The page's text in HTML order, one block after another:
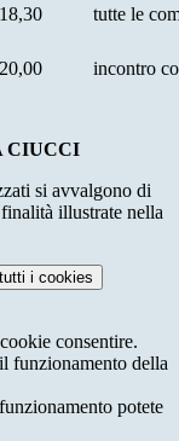
tutte le
incontro
CIUCCI
si avvalgono di
illustrate nella
i cookies
consentire.
funzionamento della
potete